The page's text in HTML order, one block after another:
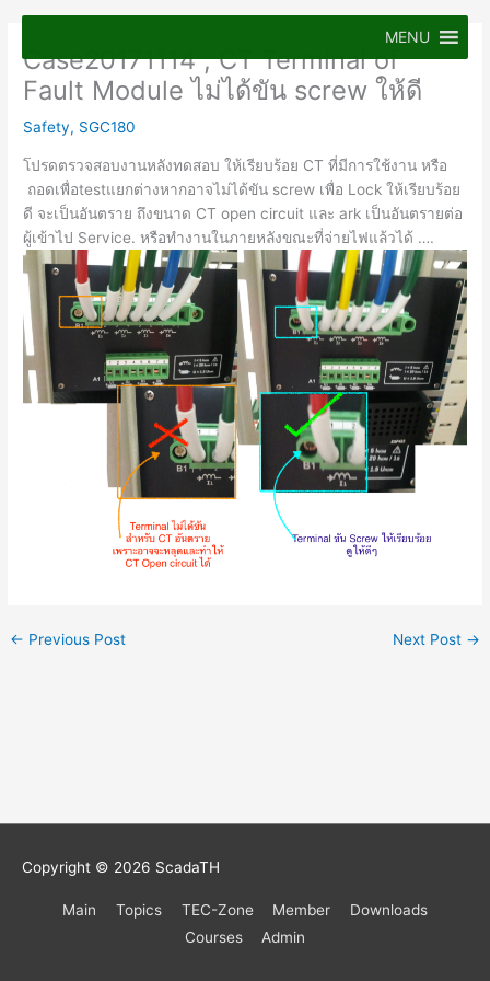
content
MENU
Case20171114 ; CT Terminal of
Fault Module ไม่ได้ขัน screw ให้ดี
Safety, SGC180
โปรดตรวจสอบงานหลังทดสอบ ให้เรียบร้อย CT ที่มีการใช้งาน หรือ
ถอดเพื่อtestแยกต่างหากอาจไม่ได้ขัน screw เพื่อ Lock ให้เรียบร้อย
ดี จะเป็นอันตราย ถึงขนาด CT open circuit และ ark เป็นอันตรายต่อ
ผู้เข้าไป Service. หรือทำงานในภายหลังขณะที่จ่ายไฟแล้วได้ ….
← Previous Post Next Post →
Copyright © 2026 ScadaTH
Main Topics TEC-Zone Member
Downloads
Courses
Admin